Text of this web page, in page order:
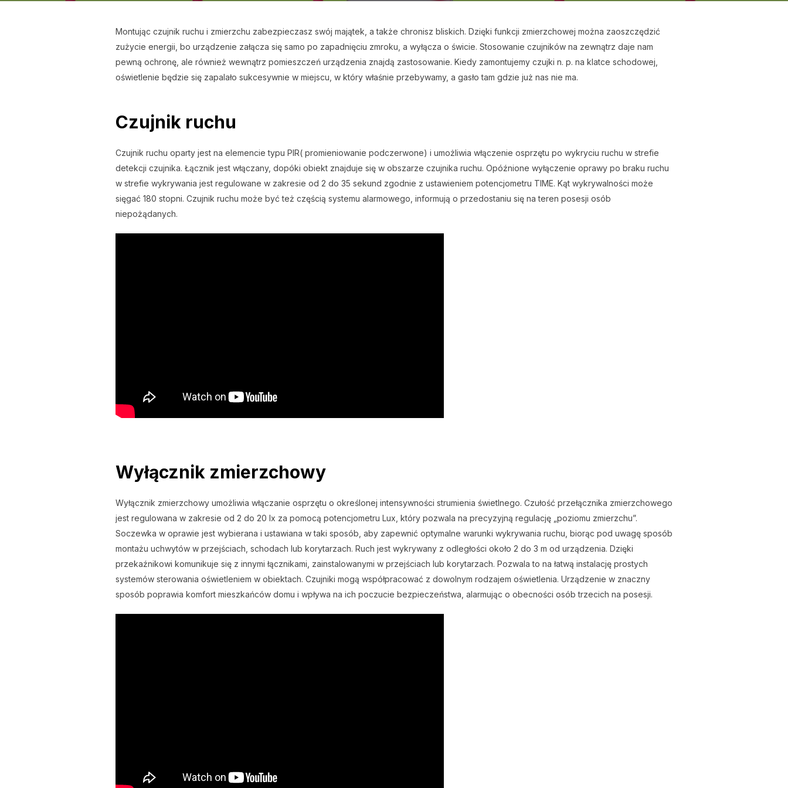
Montując czujnik ruchu i zmierzchu zabezpieczasz swój majątek, a także chronisz bliskich. Dzięki funkcji zmierzchowej można zaoszczędzić
zużycie energii, bo urządzenie załącza się samo po zapadnięciu zmroku, a wyłącza o świcie. Stosowanie czujników na zewnątrz daje nam
pewną ochronę, ale również wewnątrz pomieszczeń urządzenia znajdą zastosowanie. Kiedy zamontujemy czujki n. p. na klatce schodowej,
oświetlenie będzie się zapalało sukcesywnie w miejscu, w który właśnie przebywamy, a gasło tam gdzie już nas nie ma.
Czujnik ruchu
Czujnik ruchu oparty jest na elemencie typu PIR( promieniowanie podczerwone) i umożliwia włączenie osprzętu po wykryciu ruchu w strefie
detekcji czujnika. Łącznik jest włączany, dopóki obiekt znajduje się w obszarze czujnika ruchu. Opóźnione wyłączenie oprawy po braku ruchu
w strefie wykrywania jest regulowane w zakresie od 2 do 35 sekund zgodnie z ustawieniem potencjometru TIME. Kąt wykrywalności może
sięgać 180 stopni. Czujnik ruchu może być też częścią systemu alarmowego, informują o przedostaniu się na teren posesji osób
niepożądanych.
Wyłącznik zmierzchowy
Wyłącznik zmierzchowy umożliwia włączanie osprzętu o określonej intensywności strumienia świetlnego. Czułość przełącznika zmierzchowego
jest regulowana w zakresie od 2 do 20 lx za pomocą potencjometru Lux, który pozwala na precyzyjną regulację „poziomu zmierzchu”.
Soczewka w oprawie jest wybierana i ustawiana w taki sposób, aby zapewnić optymalne warunki wykrywania ruchu, biorąc pod uwagę sposób
montażu uchwytów w przejściach, schodach lub korytarzach. Ruch jest wykrywany z odległości około 2 do 3 m od urządzenia. Dzięki
przekaźnikowi komunikuje się z innymi łącznikami, zainstalowanymi w przejściach lub korytarzach. Pozwala to na łatwą instalację prostych
systemów sterowania oświetleniem w obiektach. Czujniki mogą współpracować z dowolnym rodzajem oświetlenia. Urządzenie w znaczny
sposób poprawia komfort mieszkańców domu i wpływa na ich poczucie bezpieczeństwa, alarmując o obecności osób trzecich na posesji.